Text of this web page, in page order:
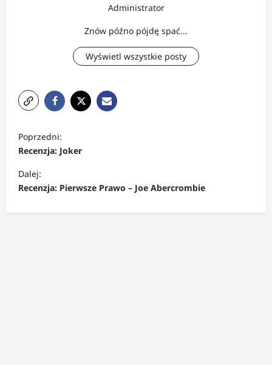
Administrator
Znów późno pójdę spać...
Wyświetl wszystkie posty
o
b
a
Poprzedni:
Recenzja: Joker
Dalej:
Recenzja: Pierwsze Prawo – Joe Abercrombie